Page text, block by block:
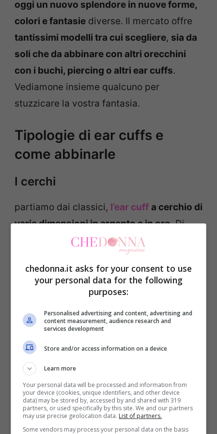
oggi un nuovo splendore in nuove forme,
colori e fantasie diverse. Il mercato offre
tantissimi modelli tra cui scegliere, sia da
soli che da abbinare con altri orecchini
con i buchi, piercing o altri ear cuffs.
Vediamone insieme qualcuno per
stuzzicare la vostra fantasia.
Tipologie di ear cuffs e
come abbinarle
I cerchi
partiamo dai classici, l’ear cuff a cerchio di
varie dimensioni in argento e in oro. Di
solito si porta nellaparte alta e
cartilaginea dell’orecchio,
a scendere in tutto il contorno.
nella parte altaoppure in quellabassa
, o in quella centrale verso
l’interno, mentre ci sonomodelli più spessi
e sottiliche stanno bene anche nella
laterale bassa.
Dal lobo in su
chedonna.it asks for your consent to use
your personal data for the following
purposes:
Personalised advertising and content, advertising and
content measurement, audience research and
services development
Store and/or access information on a device
Learn more
Your personal data will be processed and information from
your device (cookies, unique identifiers, and other device
data) may be stored by, accessed by and shared with 319
partners, or used specifically by this site. We and our partners
may use precise geolocation data. List of partners.
Some vendors may process your personal data on the basis